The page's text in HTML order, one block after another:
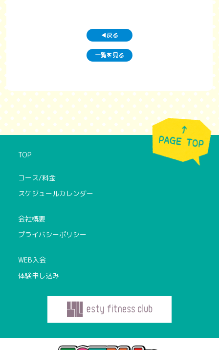
◀戻る
一覧を見る
TOP
コース/料金
スケジュールカレンダー
会社概要
プライバシーポリシー
WEB入会
体験申し込み